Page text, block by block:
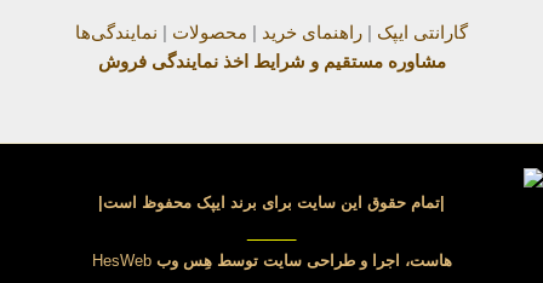
گارانتی ایپک | راهنمای خرید | محصولات | نمایندگی‌ها
مشاوره مستقیم و شرایط اخذ نمایندگی فروش
|تمام حقوق این سایت برای برند ایپک محفوظ است|
هاست، اجرا و طراحی سایت توسطهِس وب HesWeb